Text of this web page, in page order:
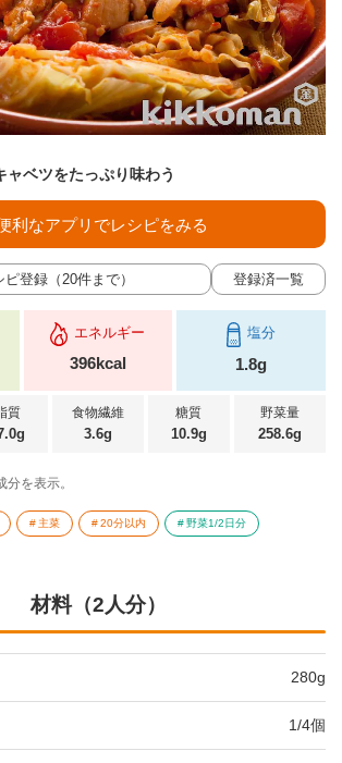
ャベツをたっぷり味わう
登録（20件まで） 登録済一覧
利なアプリでレシピをみる
エネルギー
396kcal
塩分
1.8g
質 食物繊維
3.6g
糖質
10.9g
野菜量
258.6g
分を表示。
主菜 20分以内 野菜1/2日分
材料（2人分）
280g
1/4個